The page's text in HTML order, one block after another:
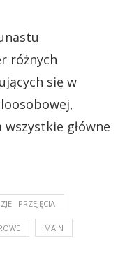
różnych
się w
główne
I PRZEJĘCIA
MAIN